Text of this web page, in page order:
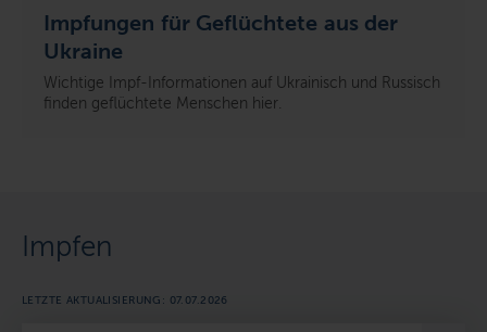
Impfungen für Geflüchtete aus der
Ukraine
Wichtige Impf-Informationen auf Ukrainisch und Russisch
finden geflüchtete Menschen hier.
Impfen
LETZTE AKTUALISIERUNG: 07.07.2026